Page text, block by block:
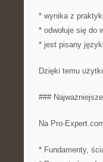
* wynika z
* odwołuje się do
* jest pisany
Dzięki temu
###
Na Pro-
* Fundamenty,